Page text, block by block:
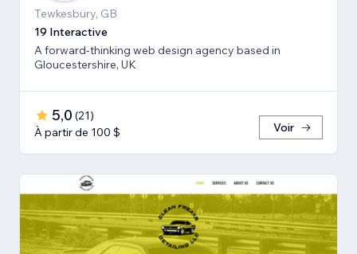
Tewkesbury, GB
19 Interactive
A forward-thinking web design agency based in
Gloucestershire, UK
5,0 (21)
À partir de 100 $
Voir